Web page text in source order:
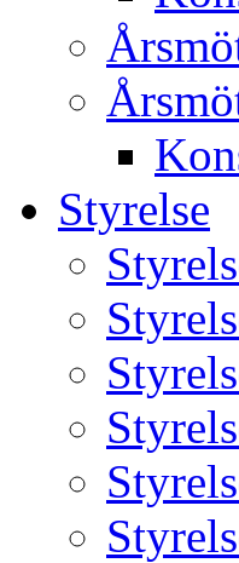
Styrelse